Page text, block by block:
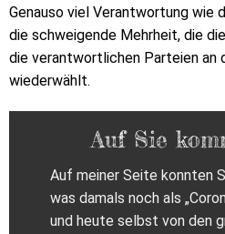
Genauso viel Verantwortung wie
die schweigende Mehrheit, die
die verantwortlichen Parteien an
wiederwählt.
Auf Sie
Auf meiner Seite konnten
was damals noch als
und heute selbst von den